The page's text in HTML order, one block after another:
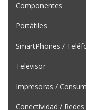
Componentes
Portátiles
SmartPhones /
Televisor
Impresoras /
Conectividad / Redes